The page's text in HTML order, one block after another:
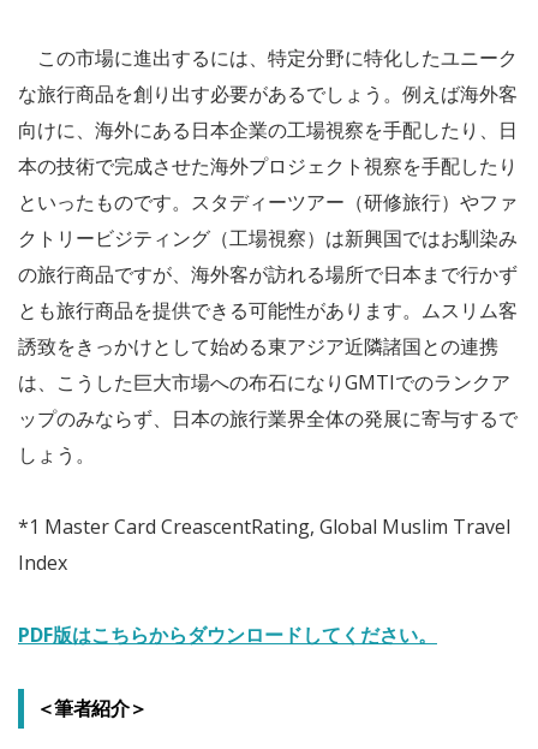
この市場に進出するには、特定分野に特化したユニーク
な旅行商品を創り出す必要があるでしょう。例えば海外客
向けに、海外にある日本企業の工場視察を手配したり、日
本の技術で完成させた海外プロジェクト視察を手配したり
といったものです。スタディーツアー（研修旅行）やファ
クトリービジティング（工場視察）は新興国ではお馴染み
の旅行商品ですが、海外客が訪れる場所で日本まで行かず
とも旅行商品を提供できる可能性があります。ムスリム客
誘致をきっかけとして始める東アジア近隣諸国との連携
は、こうした巨大市場への布石になりGMTIでのランクア
ップのみならず、日本の旅行業界全体の発展に寄与するで
しょう。
*1 Master Card CreascentRating, Global Muslim Travel
Index
PDF版はこちらからダウンロードしてください。
＜筆者紹介＞